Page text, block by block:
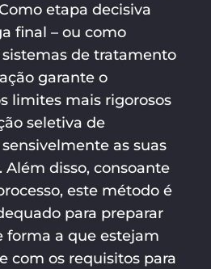
etapa decisiva
final – ou como
de tratamento
garante o
limites mais rigorosos
seletiva de
as suas
Além disso, consoante
este método é
para preparar
forma a que estejam
com os requisitos para